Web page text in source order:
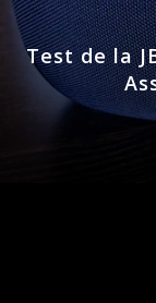
Test de la